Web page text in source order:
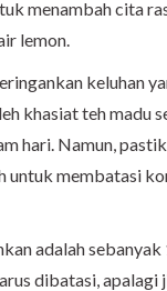
menambah cita
lemon.
keluhan
khasiat teh madu
hari. Namun,
untuk membatasi
adalah
dibatasi,